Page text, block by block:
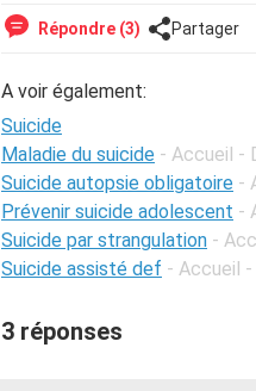
Répondre (3) Partager
A voir également:
Suicide
Maladie du suicide - Accueil -
Suicide autopsie obligatoire -
Prévenir suicide adolescent -
Suicide par strangulation -
Suicide assisté def - Accueil
3 réponses